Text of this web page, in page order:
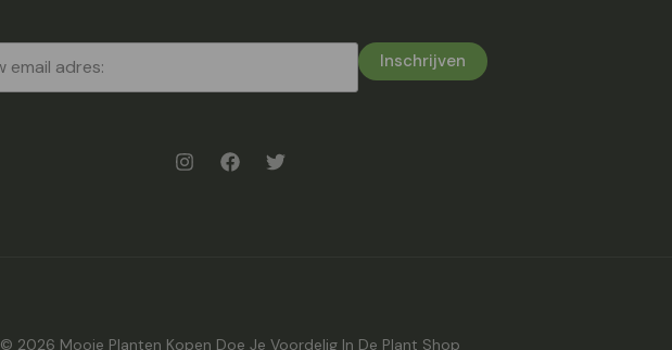
Inschrijven
© 2026 Mooie Planten Kopen Doe Je Voordelig In De Plant Shop